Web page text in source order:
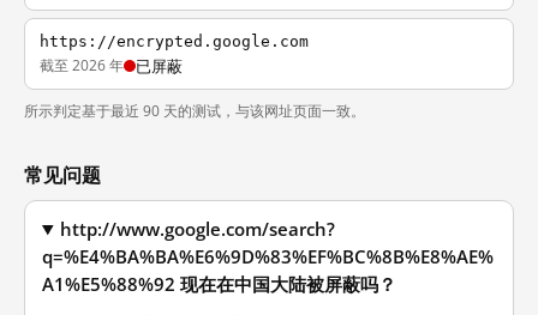
https://encrypted.google.com
截至 2026 年 已屏蔽
所示判定基于最近 90 天的测试，与该网址页面一致。
常见问题
http://www.google.com/search?
q=%E4%BA%BA%E6%9D%83%EF%BC%8B%E8%AE%
A1%E5%88%92 现在在中国大陆被屏蔽吗？